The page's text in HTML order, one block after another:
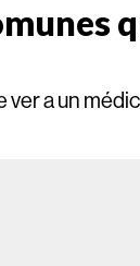
a un